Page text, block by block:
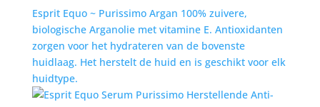
Esprit Equo ~ Purissimo Argan 100% zuivere,
biologische Arganolie met vitamine E. Antioxidanten
zorgen voor het hydrateren van de bovenste
huidlaag. Het herstelt de huid en is geschikt voor elk
huidtype.